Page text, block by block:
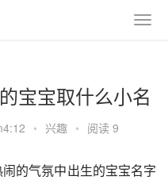
宝宝取什么小名
• 兴趣 • 阅读 9
的气氛中出生的宝宝名字